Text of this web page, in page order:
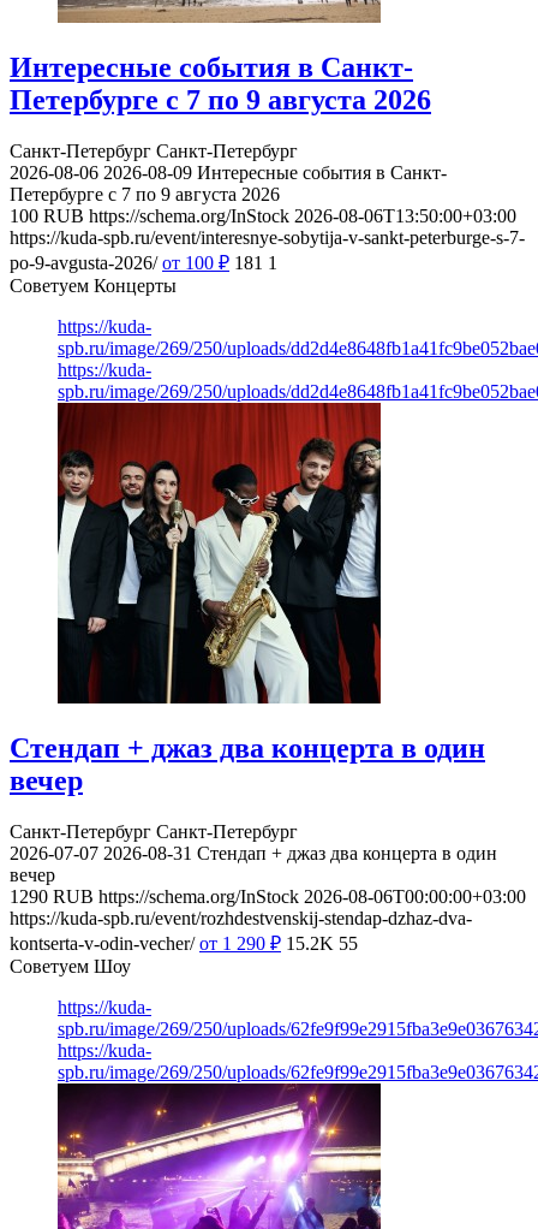
Интересные события в Санкт-
Петербурге с 7 по 9 августа 2026
Санкт-Петербург Санкт-Петербург
2026-08-06 2026-08-09 Интересные события в Санкт-
Петербурге с 7 по 9 августа 2026
100 RUB https://schema.org/InStock 2026-08-06T13:50:00+03:00
https://kuda-spb.ru/event/interesnye-sobytija-v-sankt-peterburge-s-7-
po-9-avgusta-2026/ от 100 ₽ 181 1
Советуем Концерты
https://kuda-
spb.ru/image/269/250/uploads/
https://kuda-
spb.ru/image/269/250/uploads/
Стендап + джаз два концерта в один
вечер
Санкт-Петербург Санкт-Петербург
2026-07-07 2026-08-31 Стендап + джаз два концерта в один
вечер
1290 RUB https://schema.org/InStock 2026-08-06T00:00:00+03:00
https://kuda-spb.ru/event/rozhdestvenskij-stendap-dzhaz-dva-
kontserta-v-odin-vecher/ от 1 290 ₽ 15.2K 55
Советуем Шоу
https://kuda-
spb.ru/image/269/250/uploads/
https://kuda-
spb.ru/image/269/250/uploads/